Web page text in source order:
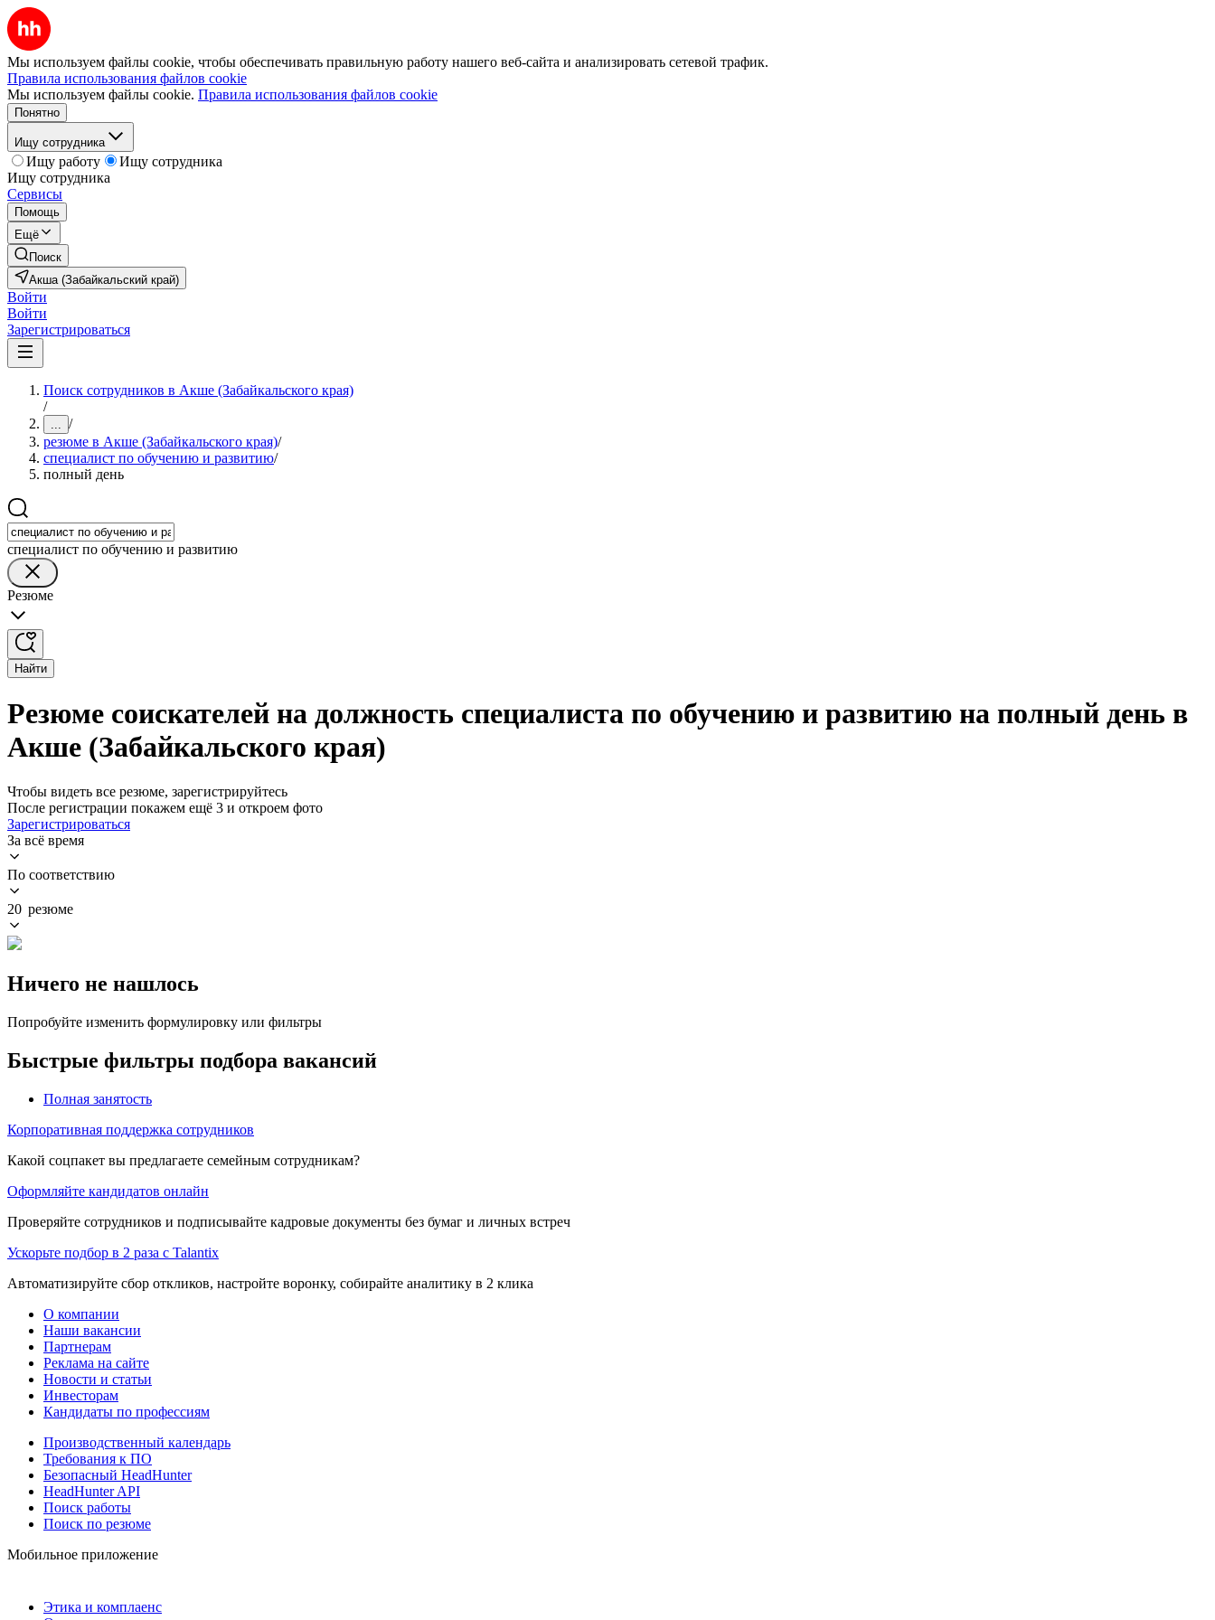
Мы используем файлы cookie, чтобы обеспечивать правильную работу нашего веб-сайта и анализировать сетевой трафик.
Правила использования файлов cookie
Мы используем файлы cookie. Правила использования файлов cookie
Понятно
Ищу сотрудника
Ищу работу
Ищу сотрудника
Ищу сотрудника
Сервисы
Помощь
Ещё
Поиск
Акша (Забайкальский край)
Войти
Войти
Зарегистрироваться
Поиск сотрудников в Акше (Забайкальского края)
/
... /
резюме в Акше (Забайкальского края)/
специалист по обучению и развитию/
полный день
специалист по обучению и развитию
Резюме
Найти
Резюме соискателей на должность специалиста по обучению и развитию на полный день в
Акше (Забайкальского края)
Чтобы видеть все резюме, зарегистрируйтесь
После регистрации покажем ещё 3 и откроем фото
Зарегистрироваться
За всё время
По соответствию
20 резюме
Ничего не нашлось
Попробуйте изменить формулировку или фильтры
Быстрые фильтры подбора вакансий
Полная занятость
Корпоративная поддержка сотрудников
Какой соцпакет вы предлагаете семейным сотрудникам?
Оформляйте кандидатов онлайн
Проверяйте сотрудников и подписывайте кадровые документы без бумаг и личных встреч
Ускорьте подбор в 2 раза с Talantix
Автоматизируйте сбор откликов, настройте воронку, собирайте аналитику в 2 клика
О компании
Наши вакансии
Партнерам
Реклама на сайте
Новости и статьи
Инвесторам
Кандидаты по профессиям
Производственный календарь
Требования к ПО
Безопасный HeadHunter
HeadHunter API
Поиск работы
Поиск по резюме
Мобильное приложение
Этика и комплаенс